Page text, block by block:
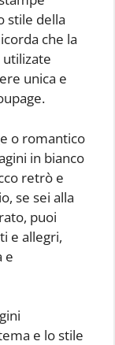
stile della
che la
utilizate
unica e
o romantico
in bianco
retrò e
se sei alla
puoi
e allegri,
e
e lo stile